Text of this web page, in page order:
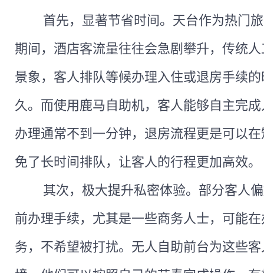
首先，显著节省时间。天台作为热门
期间，酒店客流量往往会急剧攀升，传统
景象，客人排队等候办理入住或退房手续
久。而使用鹿马自助机，客人能够自主完
办理通常不到一分钟，退房流程更是可以
免了长时间排队，让客人的行程更加高效。
其次，极大提升私密体验。部分客人
前办理手续，尤其是一些商务人士，可能
务，不希望被打扰。无人自助前台为这些